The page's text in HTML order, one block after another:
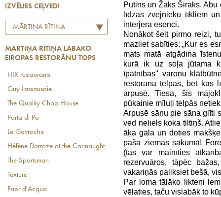
IZVĒLIES CEĻVEDI
MĀRTIŅA RĪTIŅA
RESTORĀNU TOPS
MĀRTIŅA RĪTIŅA LABĀKO
EIROPAS RESTORĀNU TOPS
HIX restaurants
Guy Lassausaie
The Quality Chop House
Porta di Po
Le Gavroche
Hélène Darroze at the Connaught
The Sportsman
Texture
Fuor d'Acqua
Putins un Žaks Širaks.
līdzās zvejnieku tīkliem
interjera esenci.
Nonākot šeit pirmo reizi,
mazliet sabīties: „Kur es
mats matā atgādina
kurā ik uz soļa jūtama
īpatnības" varoņu
restorāna telpās, bet kas
ārpusē. Tiesa, šis
pūkainie mīluļi telpās
Ārpusē sānu pie sāna glīti
ved neliels koka tiltiņš.
āķa gala un doties
pašā ziemas sākumā!
(tās var mainīties
rezervuāros, tāpēc
vakariņās paliksiet bešā,
Par loma tālāko likteni
vēlaties, taču vislabāk to